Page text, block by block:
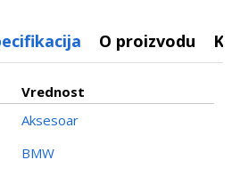
O proizvodu
Vrednost
Aksesoar
BMW